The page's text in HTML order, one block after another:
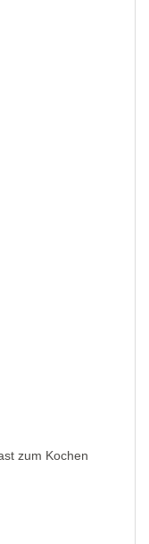
zum Kochen